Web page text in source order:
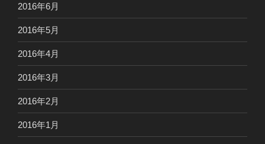
2016年6月
2016年5月
2016年4月
2016年3月
2016年2月
2016年1月